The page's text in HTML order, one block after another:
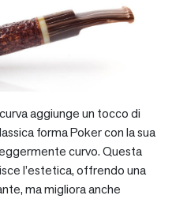
aggiunge un tocco di
forma Poker con la sua
curvo. Questa
l’estetica, offrendo una
ma migliora anche